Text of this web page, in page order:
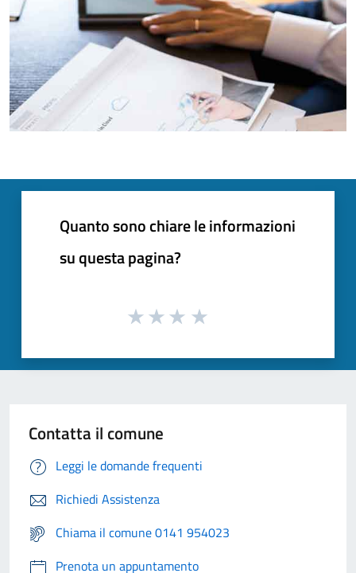
Quanto sono chiare le informazioni
su questa pagina?
Contatta il comune
Leggi le domande frequenti
Richiedi Assistenza
Chiama il comune 0141 954023
Prenota un appuntamento